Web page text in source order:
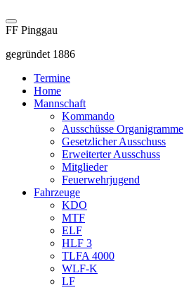
FF Pinggau
gegründet 1886
Termine
Home
Mannschaft
Kommando
Ausschüsse Organigramme
Gesetzlicher Ausschuss
Erweiterter Ausschuss
Mitglieder
Feuerwehrjugend
Fahrzeuge
KDO
MTF
ELF
HLF 3
TLFA 4000
WLF-K
LF